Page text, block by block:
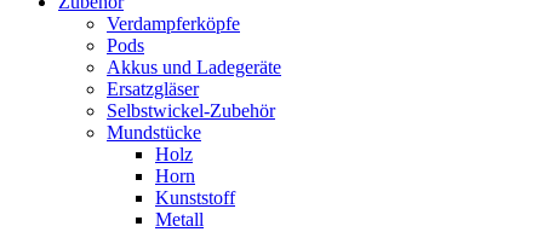
Verdampferköpfe
Pods
Akkus und Ladegeräte
Ersatzgläser
Selbstwickel-Zubehör
Mundstücke
Holz
Horn
Kunststoff
Metall